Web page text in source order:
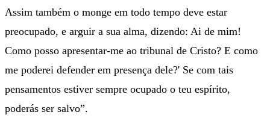
Assim também o monge em todo tempo deve estar
preocupado, e arguir a sua alma, dizendo: Ai de mim!
Como posso apresentar-me ao tribunal de Cristo? E como
me poderei defender em presença dele?' Se com tais
pensamentos estiver sempre ocupado o teu espírito,
poderás ser salvo”.